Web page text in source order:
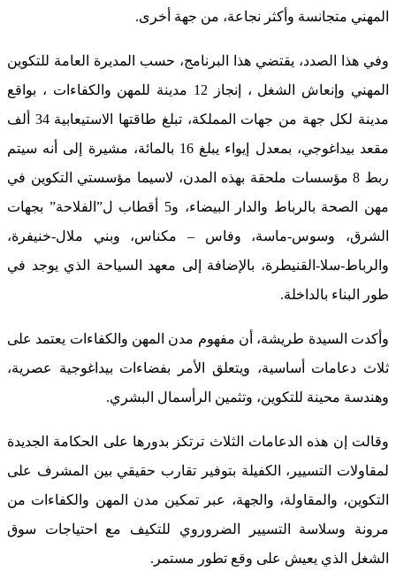
المهني متجانسة وأكثر نجاعة، من جهة أخرى.
وفي هذا الصدد، يقتضي هذا البرنامج، حسب المديرة العامة للتكوين
المهني وإنعاش الشغل ، إنجاز 12 مدينة للمهن والكفاءات ، بواقع
مدينة لكل جهة من جهات المملكة، تبلغ طاقتها الاستيعابية 34 ألف
مقعد بيداغوجي، بمعدل إيواء يبلغ 16 بالمائة، مشيرة إلى أنه سيتم
ربط 8 مؤسسات ملحقة بهذه المدن، لاسيما مؤسستي التكوين في
مهن الصحة بالرباط والدار البيضاء، و5 أقطاب ل”الفلاحة” بجهات
الشرق، وسوس-ماسة، وفاس – مكناس، وبني ملال-خنيفرة،
والرباط-سلا-القنيطرة، بالإضافة إلى معهد السياحة الذي يوجد في
طور البناء بالداخلة.
وأكدت السيدة طريشة، أن مفهوم مدن المهن والكفاءات يعتمد على
ثلاث دعامات أساسية، ويتعلق الأمر بفضاءات بيداغوجية عصرية،
وهندسة محينة للتكوين، وتثمين الرأسمال البشري.
وقالت إن هذه الدعامات الثلاث ترتكز بدورها على الحكامة الجديدة
لمقاولات التسيير، الكفيلة بتوفير تقارب حقيقي بين المشرف على
التكوين، والمقاولة، والجهة، عبر تمكين مدن المهن والكفاءات من
مرونة وسلاسة التسيير الضروروي للتكيف مع احتياجات سوق
الشغل الذي يعيش على وقع تطور مستمر.